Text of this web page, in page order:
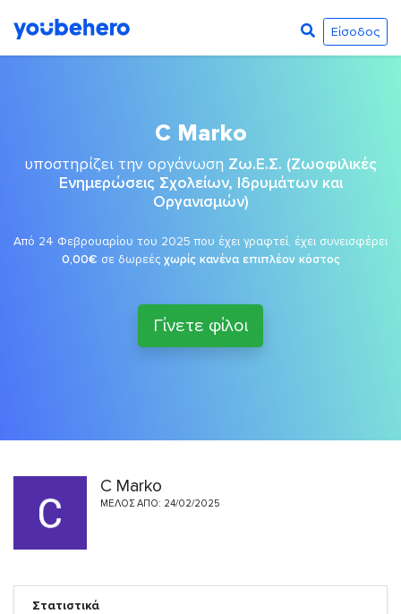
Είσοδος
C Marko
υποστηρίζει την οργάνωση Ζω.Ε.Σ. (Ζωοφιλικές
Ενημερώσεις Σχολείων, Ιδρυμάτων και
Οργανισμών)
Από 24 Φεβρουαρίου του 2025 που έχει γραφτεί, έχει συνεισφέρει
0,00€ σε δωρεές χωρίς κανένα επιπλέον κόστος
Γίνετε φίλοι
C Marko
ΜΈΛΟΣ ΑΠΌ: 24/02/2025
Στατιστικά